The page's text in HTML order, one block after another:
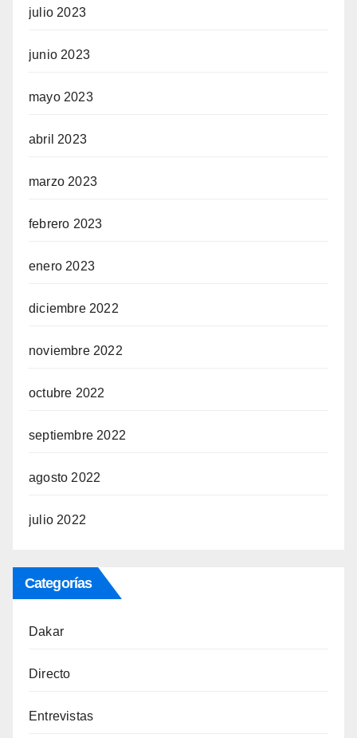
julio 2023
junio 2023
mayo 2023
abril 2023
marzo 2023
febrero 2023
enero 2023
diciembre 2022
noviembre 2022
octubre 2022
septiembre 2022
agosto 2022
julio 2022
Categorías
Dakar
Directo
Entrevistas